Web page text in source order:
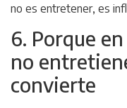
no es entretener, es
6. Porque
no
convierte